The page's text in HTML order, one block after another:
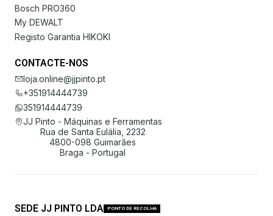
Bosch PRO360
My DEWALT
Registo Garantia HIKOKI
CONTACTE-NOS
loja.online@jjpinto.pt
+351914444739
351914444739
JJ Pinto - Máquinas e Ferramentas
Rua de Santa Eulália, 2232
4800-098 Guimarães
Braga - Portugal
SEDE JJ PINTO LDA PONTO DE RECOLHA